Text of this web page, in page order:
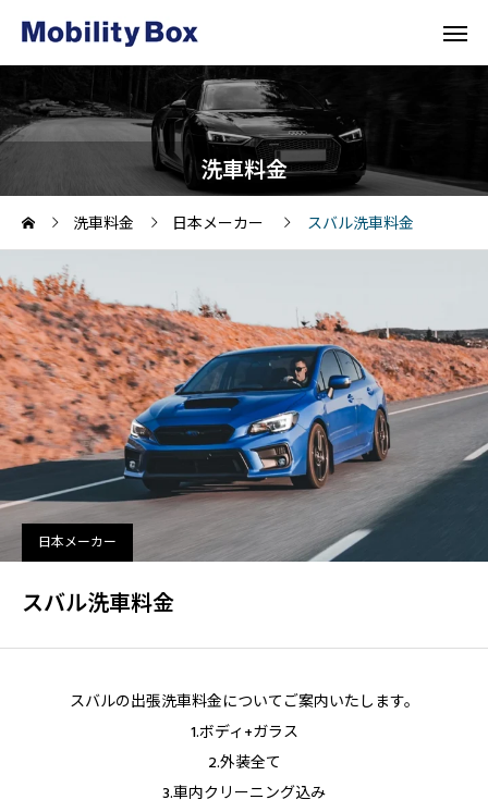
洗車料金
洗車料金 日本メーカー スバル洗車料金
日本メーカー
スバル洗車料金
スバルの出張洗車料金についてご案内いたします。
1.ボディ+ガラス
2.外装全て
3.車内クリーニング込み